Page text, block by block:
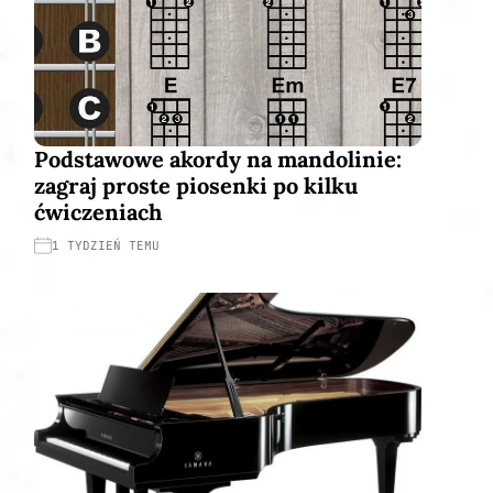
Podstawowe akordy na mandolinie:
zagraj proste piosenki po kilku
ćwiczeniach
1 TYDZIEŃ TEMU